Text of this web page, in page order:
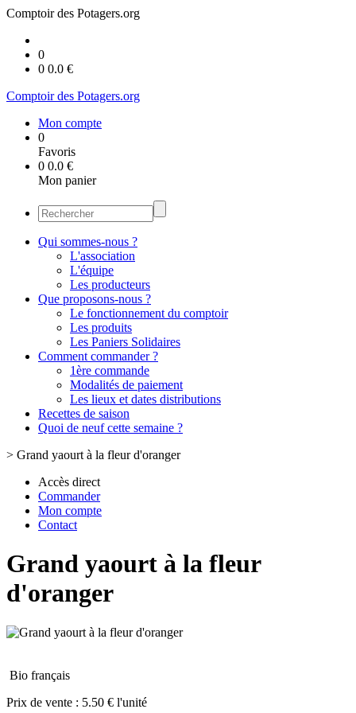
Comptoir des Potagers.org
0
0 0.0 €
Comptoir des Potagers.org
Mon compte
0
Favoris
0 0.0 €
Mon panier
Qui sommes-nous ?
L'association
L'équipe
Les producteurs
Que proposons-nous ?
Le fonctionnement du comptoir
Les produits
Les Paniers Solidaires
Comment commander ?
1ère commande
Modalités de paiement
Les lieux et dates distributions
Recettes de saison
Quoi de neuf cette semaine ?
> Grand yaourt à la fleur d'oranger
Accès direct
Commander
Mon compte
Contact
Grand yaourt à la fleur
d'oranger
Bio français
Prix de vente : 5.50 € l'unité